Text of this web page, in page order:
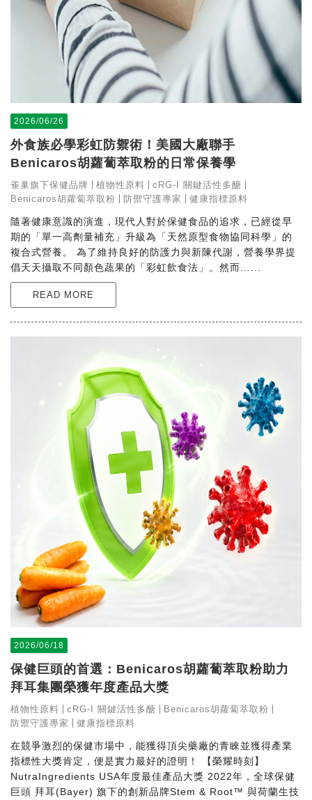
2026/06/26
外食族必學彩虹防禦術！美國大廠聯手
Benicaros胡蘿蔔萃取粉的日常保養學
雀巢旗下保健品牌 植物性原料
cRG-I 關鍵活性多醣
Benicaros胡蘿蔔萃取粉
防禦守護專家 健康指標原料
隨著健康意識的演進，現代人對於保健食品的追求，已經從早
期的「單一高劑量補充」升級為「天然原型食物協同科學」的
複合式營養。 為了維持良好的防護力與新陳代謝，營養學界提
倡天天攝取不同顏色蔬果的「彩虹飲食法」。然而......
READ MORE
2026/06/18
保健巨頭的首選：Benicaros胡蘿蔔萃取粉助力
拜耳集團榮獲年度產品大獎
植物性原料 cRG-I 關鍵活性多醣
Benicaros胡蘿蔔萃取粉
防禦守護專家
健康指標原料
在競爭激烈的保健市場中，能獲得頂尖藥廠的青睞並獲得產業
指標性大獎肯定，便是實力最好的證明！ 【榮耀時刻】
NutraIngredients USA年度最佳產品大獎 2022年，全球保健
巨頭 拜耳(Bayer) 旗下的創新品牌Stem & Root™ 與荷蘭生技